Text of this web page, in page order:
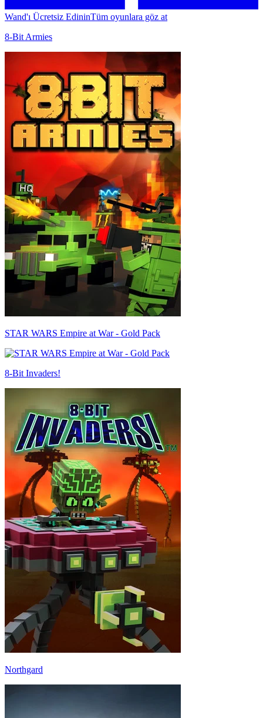
Wand'ı Ücretsiz EdininTüm oyunlara göz at
8-Bit Armies
STAR WARS Empire at War - Gold Pack
8-Bit Invaders!
Northgard